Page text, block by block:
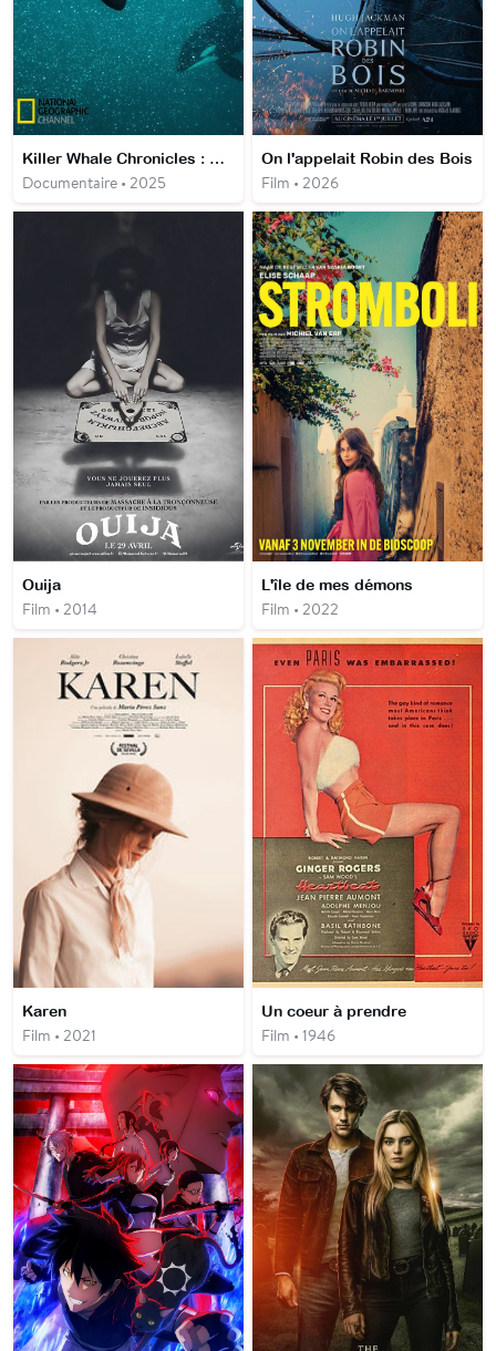
Killer Whale Chronicles : Rencontre avec les orques
Documentaire • 2025
On l'appelait Robin des Bois
Film • 2026
Ouija
Film • 2014
L'île de mes démons
Film • 2022
Karen
Film • 2021
Un coeur à prendre
Film • 1946